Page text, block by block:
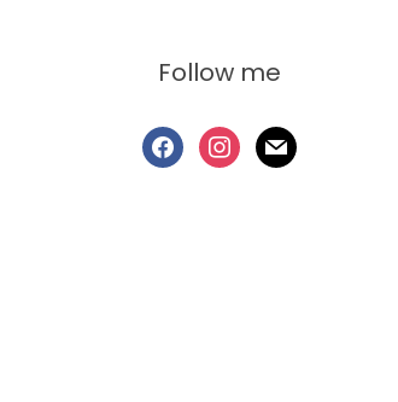
Follow me
facebookinstagram
mail